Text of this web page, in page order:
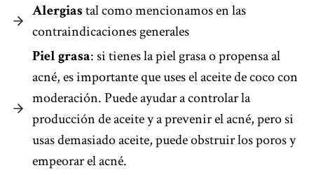
Alergiastal como mencionamos en las
contraindicaciones generales
Piel grasa: si tienes la piel grasa o propensa al
acné, es importante que uses el aceite de coco con
moderación. Puede ayudar a controlar la
producción de aceite y a prevenir el acné, pero si
usas demasiado aceite, puede obstruir los poros y
empeorar el acné.